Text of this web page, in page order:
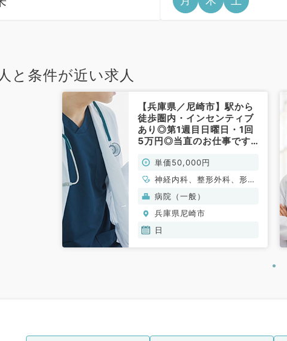
と条件が近い求人
【兵庫県／尼崎市】駅から
徒歩圏内・インセンティブ
あり◎第1週目日曜日・1回
5万円◎当直のお仕事です
常勤）単価50,000円
神経内科、整形外科、形成
外科、脳神経外科、呼吸器
外科、心臓血管外科、小児
外科、泌尿器科、一般内
科、循環器内科、呼吸器内
病院（一般）
兵庫県尼崎市
日